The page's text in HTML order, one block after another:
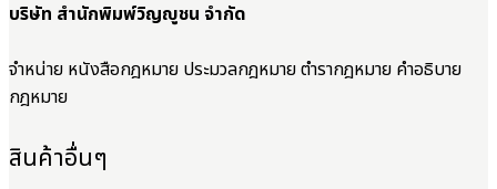
บริษัท สำนักพิมพ์วิญญูชน จำกัด
จำหน่าย หนังสือกฎหมาย ประมวลกฎหมาย ตำรากฎหมาย คำอธิบาย
กฎหมาย
สินค้าอื่นๆ